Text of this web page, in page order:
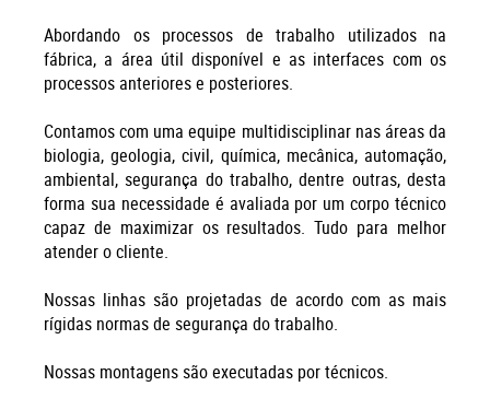
Abordando os processos de trabalho utilizados na
fábrica, a área útil disponível e as interfaces com os
processos anteriores e posteriores.
Contamos com uma equipe multidisciplinar nas áreas da
biologia, geologia, civil, química, mecânica, automação,
ambiental, segurança do trabalho, dentre outras, desta
forma sua necessidade é avaliada por um corpo técnico
capaz de maximizar os resultados. Tudo para melhor
atender o cliente.
Nossas linhas são projetadas de acordo com as mais
rígidas normas de segurança do trabalho.
Nossas montagens são executadas por técnicos.